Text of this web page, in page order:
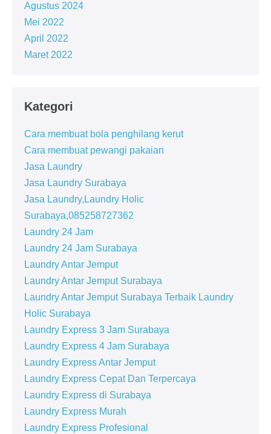
Agustus 2024
Mei 2022
April 2022
Maret 2022
Kategori
Cara membuat bola penghilang kerut
Cara membuat pewangi pakaian
Jasa Laundry
Jasa Laundry Surabaya
Jasa Laundry,Laundry Holic
Surabaya,085258727362
Laundry 24 Jam
Laundry 24 Jam Surabaya
Laundry Antar Jemput
Laundry Antar Jemput Surabaya
Laundry Antar Jemput Surabaya Terbaik Laundry
Holic Surabaya
Laundry Express 3 Jam Surabaya
Laundry Express 4 Jam Surabaya
Laundry Express Antar Jemput
Laundry Express Cepat Dan Terpercaya
Laundry Express di Surabaya
Laundry Express Murah
Laundry Express Profesional